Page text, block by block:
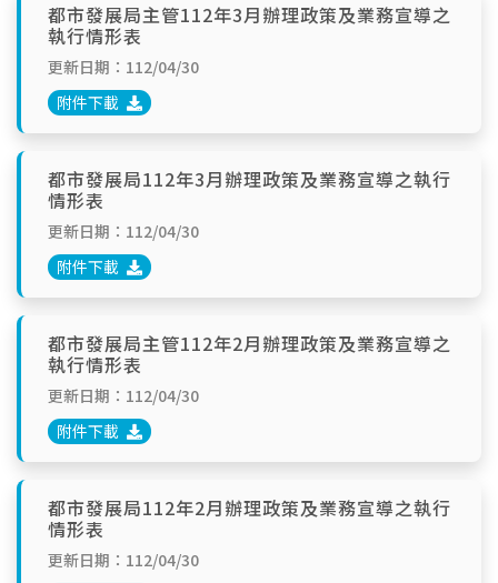
都市發展局主管112年3月辦理政策及業務宣導之
執行情形表
更新日期：112/04/30
附件下載
都市發展局112年3月辦理政策及業務宣導之執行
情形表
更新日期：112/04/30
附件下載
都市發展局主管112年2月辦理政策及業務宣導之
執行情形表
更新日期：112/04/30
附件下載
都市發展局112年2月辦理政策及業務宣導之執行
情形表
更新日期：112/04/30